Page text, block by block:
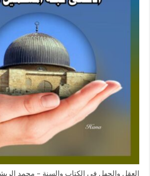
العقل والجهل في الكتاب والسنة – محمد